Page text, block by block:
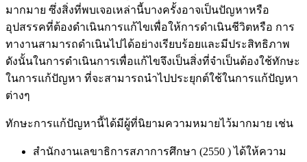
มากมาย ซึ่งสิ่งที่พบเจอเหล่านี้บางครั้งอาจเป็นปัญหาหรือ
อุปสรรคที่ต้องดำเนินการแก้ไขเพื่อให้การดำเนินชีวิตหรือ การ
ทางานสามารถดำเนินไปได้อย่างเรียบร้อยและมีประสิทธิภาพ
ดังนั้นในการดำเนินการเพื่อแก้ไขจึงเป็นสิ่งที่จำเป็นต้องใช้ทักษะ
ในการแก้ปัญหา ที่จะสามารถนำไปประยุกต์ใช้ในการแก้ปัญหา
ต่างๆ
ทักษะการแก้ปัญหานี้ได้มีผู้ที่นิยามความหมายไว้มากมาย เช่น
สำนักงานเลขาธิการสภาการศึกษา (2550 ) ได้ให้ความ